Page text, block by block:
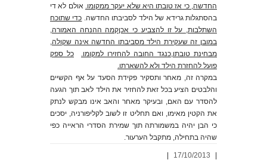
החדשה, כי אז טובתו היא שלא יעקר ממקומו. אולם לא די
בהסתגלות גרידא של הילד לסביבתו החדשה. כדי שתוכח
השתלבות, על זו להצביע כי אכןקמה ההנחה האמורה,
במובן זה שעקירת הילד מסביבתו החדשה אינה שקולה,
מבחינת טובתו,כנגד החובה להחזירו למקומו.
כל ספק
פועל להחזרת הילד ולא להשארתו.
במקרה זה, מאחר ותסקיר פקידת הסעד על אף הקשיים
והלבטים הציע בכל זאת להחזיר את הילד לאב תוך הגעה
להסדר עם האם, ובעיקר מאחר והאב אינו מבקש לנתק
את הקטין מאימו, ואם תחליט זו לשוב לקליפורניה, יסכים
כי הבן יהיה במשמורתה תוך שמירת הסדרי הראייה כפי
שהיה בתחילה, מתקבל הערעור.
17/10/2013